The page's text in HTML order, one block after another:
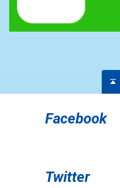
Facebook
Twitter